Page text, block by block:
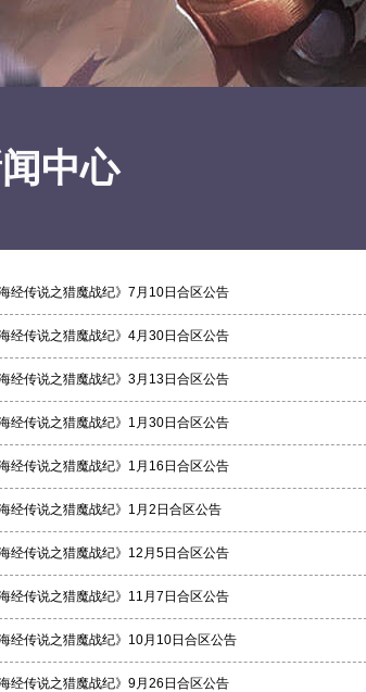
中心
经传说之猎魔战纪》7月10日合区公告
经传说之猎魔战纪》4月30日合区公告
经传说之猎魔战纪》3月13日合区公告
经传说之猎魔战纪》1月30日合区公告
经传说之猎魔战纪》1月16日合区公告
经传说之猎魔战纪》1月2日合区公告
经传说之猎魔战纪》12月5日合区公告
经传说之猎魔战纪》11月7日合区公告
经传说之猎魔战纪》10月10日合区公告
经传说之猎魔战纪》9月26日合区公告